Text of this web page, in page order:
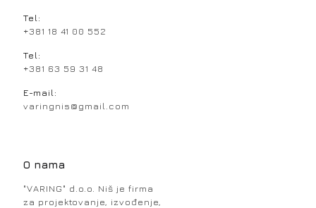
Tel:
+381 18 41 00 552
Tel:
+381 63 59 31 48
E-mail:
varingnis@gmail.com
O nama
"VARING" d.o.o. Niš je firma
za projektovanje, izvođenje,